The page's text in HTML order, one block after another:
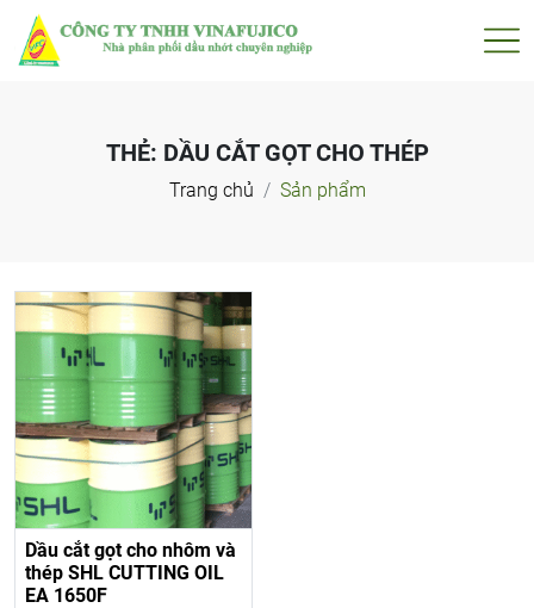
THẺ: DẦU CẮT GỌT CHO THÉP
Trang chủ Sản phẩm
Dầu cắt gọt cho nhôm và
thép SHL CUTTING OIL
EA 1650F